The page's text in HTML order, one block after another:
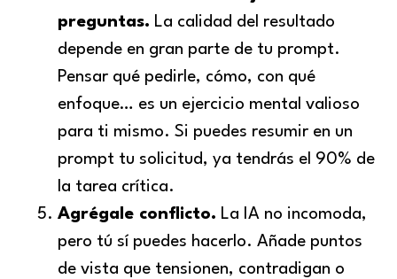
preguntas. La calidad del resultado
depende en gran parte de tu prompt.
Pensar qué pedirle, cómo, con qué
enfoque… es un ejercicio mental valioso
para ti mismo. Si puedes resumir en un
prompt tu solicitud, ya tendrás el 90% de
la tarea crítica.
Agrégale conflicto. La IA no incomoda,
pero tú sí puedes hacerlo. Añade puntos
de vista que tensionen, contradigan o